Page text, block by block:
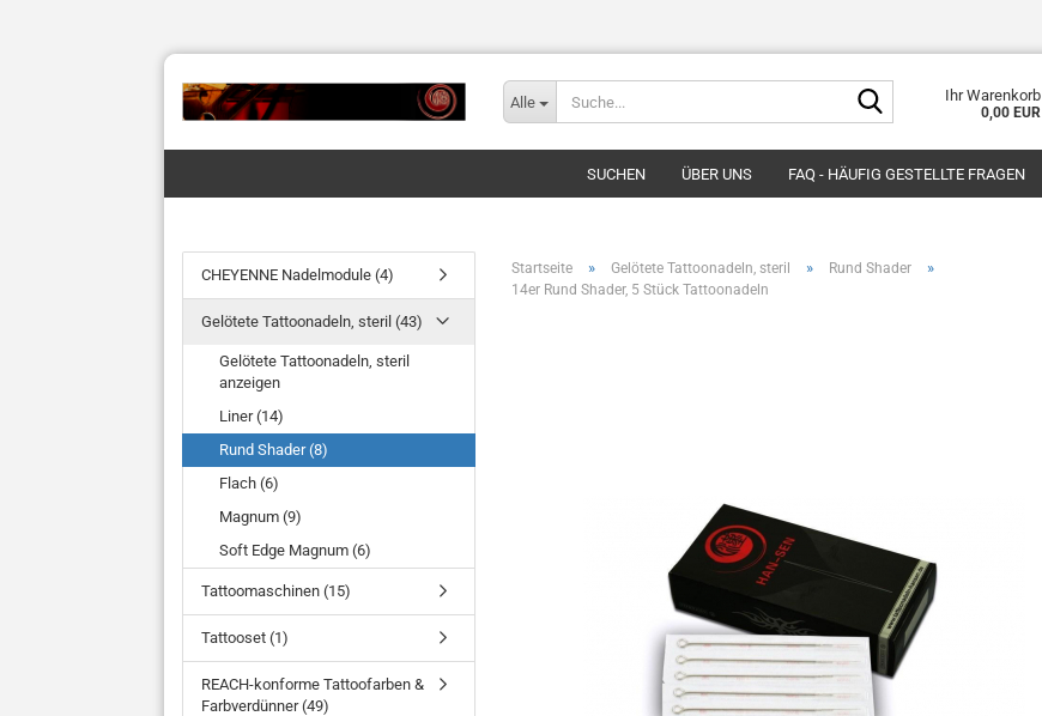
Alle Ihr Warenkorb
0,00 EUR
SUCHEN ÜBER UNS FAQ - HÄUFIG GESTELLTE FRAGEN
Startseite » Gelötete Tattoonadeln, steril » Rund Shader »
14er Rund Shader, 5 Stück Tattoonadeln
CHEYENNE Nadelmodule (4)
Gelötete Tattoonadeln, steril (43)
Gelötete Tattoonadeln, steril
anzeigen
Liner (14)
Rund Shader (8)
Flach (6)
Magnum (9)
Soft Edge Magnum (6)
Tattoomaschinen (15)
Tattooset (1)
REACH-konforme Tattoofarben &
Farbverdünner (49)